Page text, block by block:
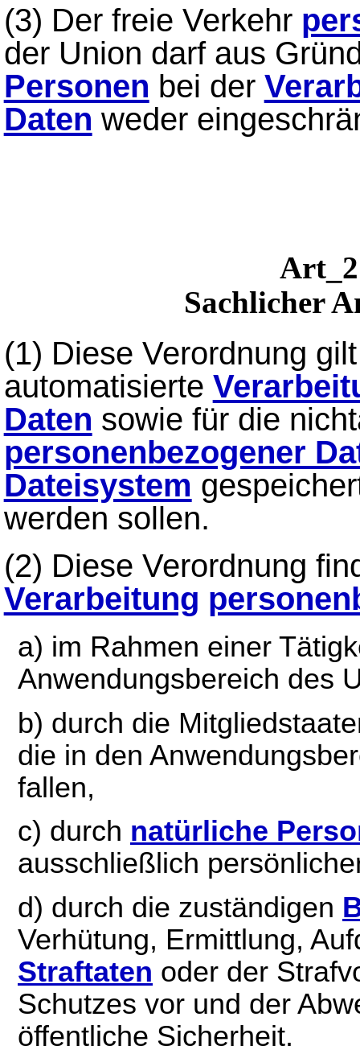
(3) Der freie Verkehr
der Union darf aus
Personen bei der
Daten weder
Sachlicher
(1) Diese Verordnung
automatisierte
Daten sowie für die
personenbezogener
Dateisystem
werden sollen.
(2) Diese Verordnung
Verarbeitung
a) im Rahmen einer
Anwendungsbereich des
b) durch die
die in den
fallen,
c) durch natürliche
ausschließlich
d) durch die zuständigen
Verhütung, Ermittlung,
Straftaten oder der
Schutzes vor und der
öffentliche Sicherheit.